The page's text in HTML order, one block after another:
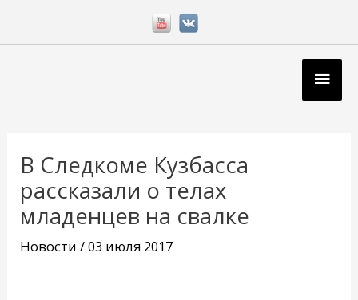
В Следкоме Кузбасса
рассказали о телах
младенцев на свалке
Новости /03 июля 2017
записям